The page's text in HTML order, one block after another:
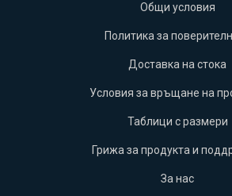
Общи условия
Политика за
Доставка на стока
Условия за връщане на
Таблици с размери
Грижа за продукта и
За нас